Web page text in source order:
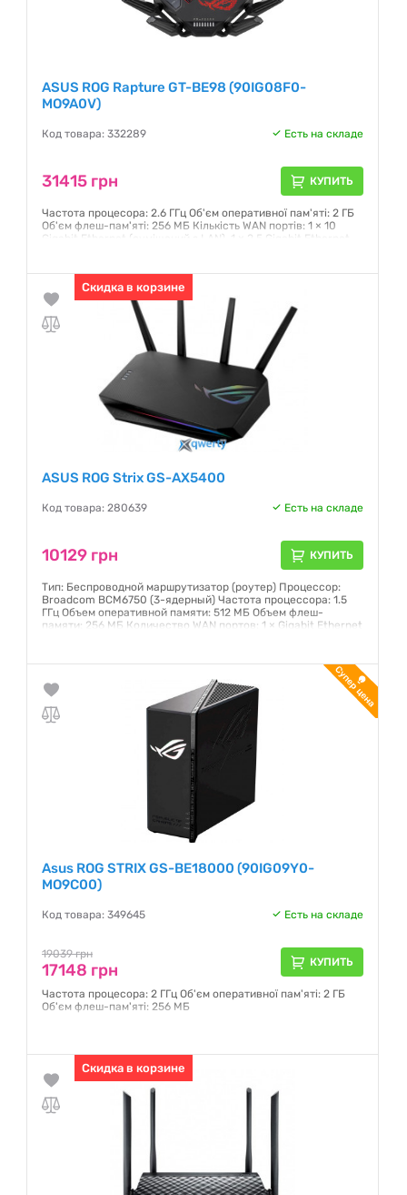
ASUS ROG Rapture GT-BE98 (90IG08F0-
MO9A0V)
Код товара: 332289 Есть на складе
31415 грн КУПИТЬ
Частота процесора: 2.6 ГГц Об'єм оперативної пам'яті: 2 ГБ
Об'єм флеш-пам'яті: 256 МБ Кількість WAN портів: 1 × 10
Gigabit Ethernet (суміщений з LAN), 1 × 2.5 Gigabit Ethernet
Гарантия:36 месяцев
Скидка в корзине
ASUS ROG Strix GS-AX5400
Код товара: 280639 Есть на складе
10129 грн КУПИТЬ
Тип: Беспроводной маршрутизатор (роутер) Процессор:
Broadcom BCM6750 (3-ядерный) Частота процессора: 1.5
ГГц Объем оперативной памяти: 512 МБ Объем флеш-
памяти: 256 МБ Количество WAN портов: 1 × Gigabit Ethernet
Asus ROG STRIX GS-BE18000 (90IG09Y0-
MO9C00)
Код товара: 349645 Есть на складе
19039 грн
17148 грн КУПИТЬ
Частота процесора: 2 ГГц Об'єм оперативної пам'яті: 2 ГБ
Об'єм флеш-пам'яті: 256 МБ
Скидка в корзине